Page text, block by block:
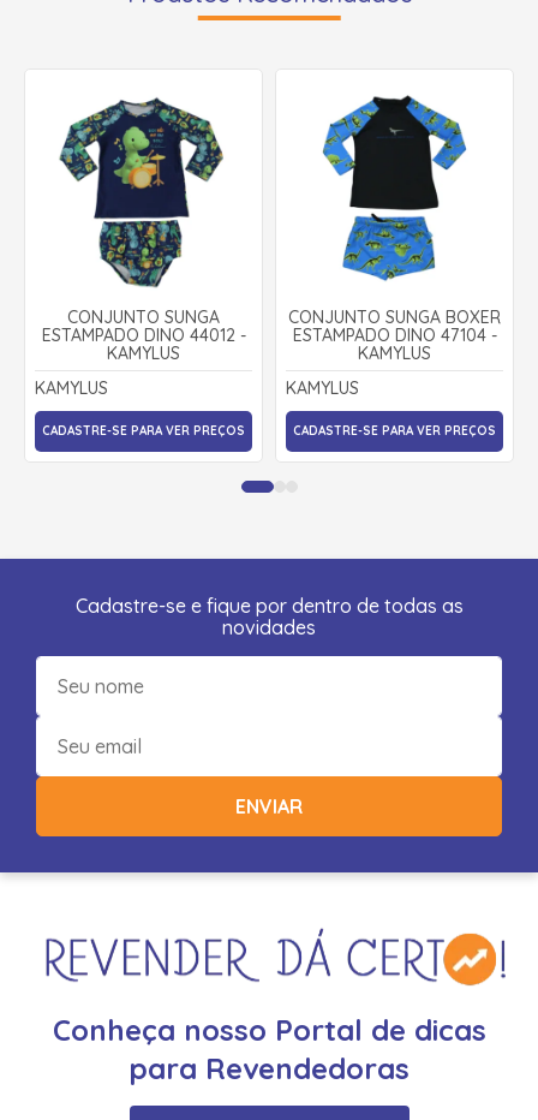
CONJUNTO SUNGA
ESTAMPADO DINO 44012 -
KAMYLUS
KAMYLUS
CADASTRE-SE PARA VER PREÇOS
CONJUNTO SUNGA BOXER
ESTAMPADO DINO 47104 -
KAMYLUS
KAMYLUS
CADASTRE-SE PARA VER PREÇOS
Cadastre-se e fique por dentro de todas as
novidades
ENVIAR
Conheça nosso Portal de dicas
para Revendedoras